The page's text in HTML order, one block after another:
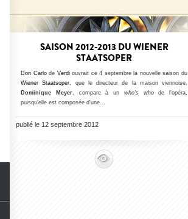
SAISON 2012-2013 DU WIENER
STAATSOPER
Don Carlode Verdiouvrait ce 4 septembre la nouvelle saison du
Wiener Staatsoper, que le directeur de la maison viennoise,
Dominique Meyer, compare à un who's whode l'opéra,
puisqu'elle est composée d'une…
publié le 12 septembre 2012